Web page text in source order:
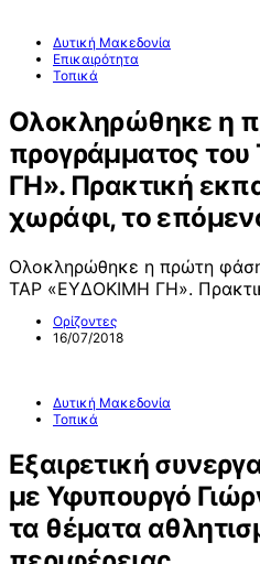
Δυτική Μακεδονία
Επικαιρότητα
Τοπικά
Ολοκληρώθηκε η
προγράμματος
ΓΗ». Πρακτική
χωράφι, το
Ολοκληρώθηκε η πρώτη
ΤΑΡ «ΕΥΔΟΚΙΜΗ ΓΗ».
Ορίζοντες
16/07/2018
Δυτική Μακεδονία
Τοπικά
Εξαιρετική
με Υφυπουργό
τα θέματα